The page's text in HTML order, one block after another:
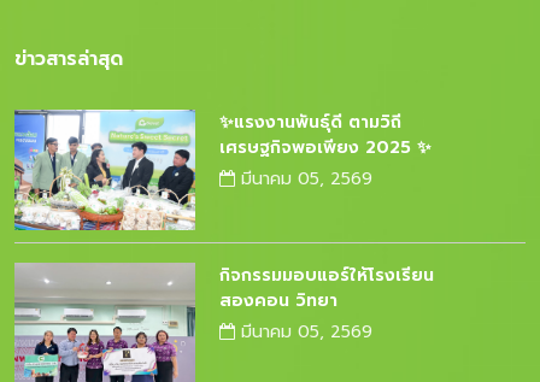
ข่าวสารล่าสุด
✨แรงงานพันธุ์ดี ตามวิถี
เศรษฐกิจพอเพียง 2025 ✨
มีนาคม 05, 2569
กิจกรรมมอบแอร์ให้โรงเรียน
สองคอน วิทยา
มีนาคม 05, 2569